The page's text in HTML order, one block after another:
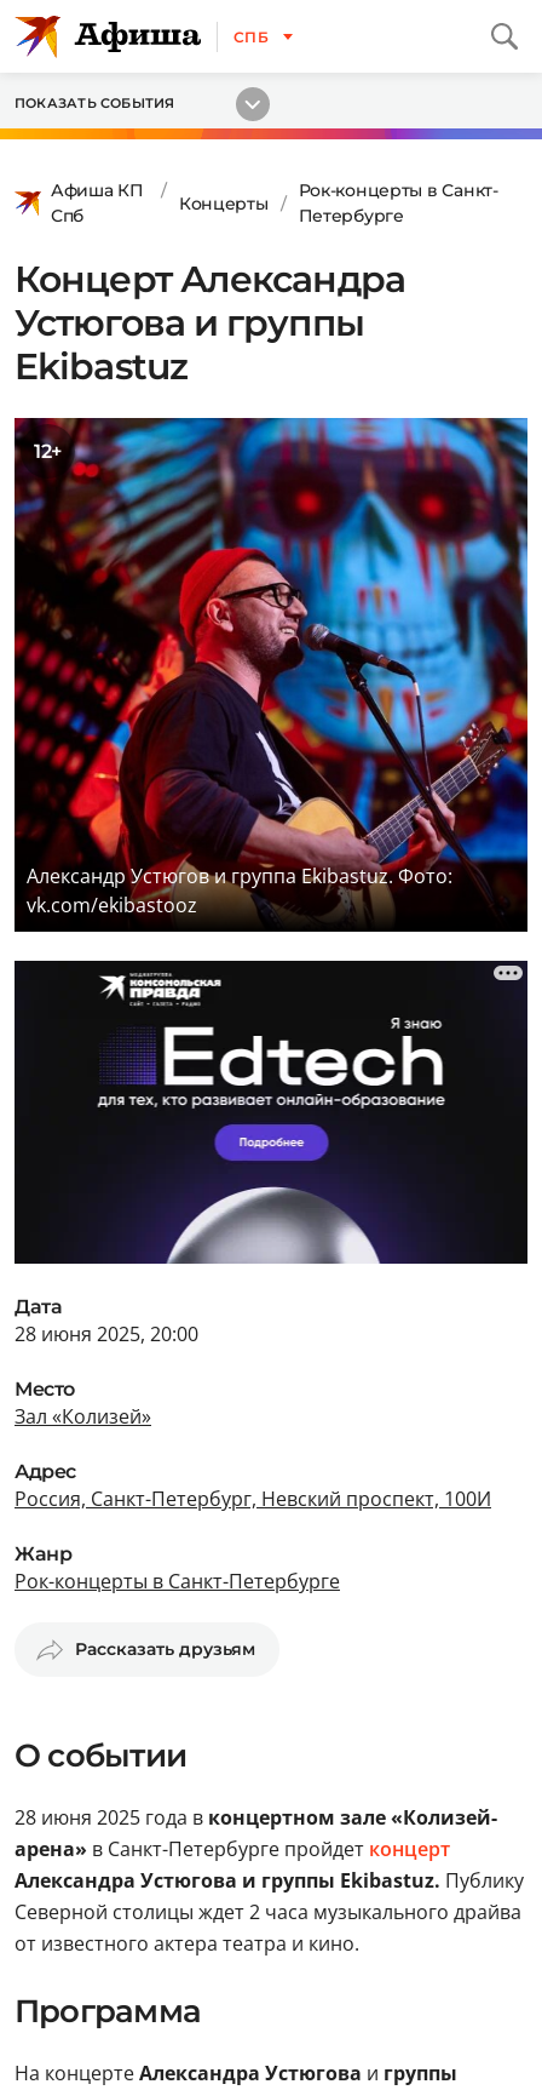
СПБ
ПОКАЗАТЬ СОБЫТИЯ
Афиша КП
Спб
Концерты
Рок-концерты в Санкт-
Петербурге
Концерт Александра
Устюгова и группы
Ekibastuz
12+
Александр Устюгов и группа Ekibastuz. Фото:
vk.com/ekibastooz
Дата
28 июня 2025, 20:00
Место
Зал «Колизей»
Адрес
Россия, Санкт-Петербург, Невский проспект, 100И
Жанр
Рок-концерты в Санкт-Петербурге
Рассказать друзьям
О событии
28 июня 2025 года в концертном зале «Колизей-
арена» в Санкт-Петербурге пройдет концерт
Александра Устюгова и группы Ekibastuz. Публику
Северной столицы ждет 2 часа музыкального драйва
от известного актера театра и кино.
Программа
На концертеАлександра Устюгова и группы